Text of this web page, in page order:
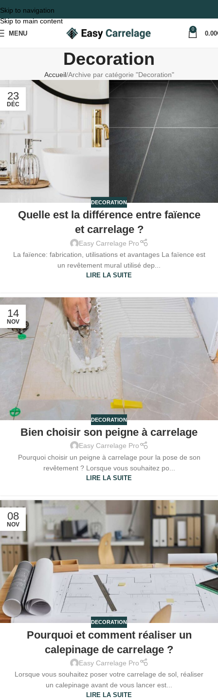
Skip to navigation
Skip to main content
MENU
0
0.00
Decoration
Accueil Archive par catégorie "Decoration"
23
DÉC
DECORATION
Quelle est la différence entre faïence
et carrelage ?
Easy Carrelage Pro
La faïence: fabrication, utilisations et avantages La faïence est
un revêtement mural utilisé dep...
LIRE LA SUITE
14
NOV
DECORATION
Bien choisir son peigne à carrelage
Easy Carrelage Pro
Pourquoi choisir un peigne à carrelage pour la pose de son
revêtement ? Lorsque vous souhaitez po...
LIRE LA SUITE
08
NOV
DECORATION
Pourquoi et comment réaliser un
calepinage de carrelage ?
Easy Carrelage Pro
Lorsque vous souhaitez poser votre carrelage de sol, réaliser
un calepinage avant de vous lancer est...
LIRE LA SUITE